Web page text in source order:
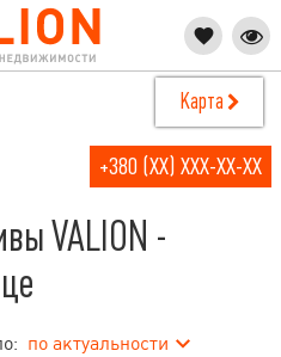
Карта
+380 (XX) XXX-XX-XX
VALION -
по актуальности